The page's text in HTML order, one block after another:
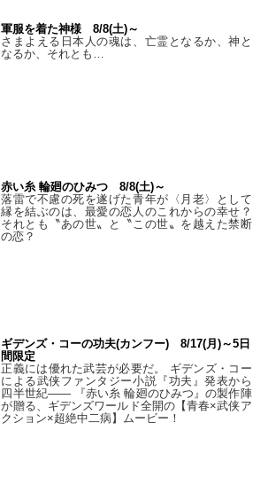
軍服を着た神様 8/8(土)～
さまよえる日本人の魂は、亡霊となるか、神と
なるか、それとも…
赤い糸 輪廻のひみつ 8/8(土)～
落雷で不慮の死を遂げた青年が〈月老〉として
縁を結ぶのは、最愛の恋人のこれからの幸せ？
それとも〝あの世〟と〝この世〟を越えた禁断
の恋？
ギデンズ・コーの功夫(カンフー) 8/17(月)～5日
間限定
正義には優れた武芸が必要だ。 ギデンズ・コー
による武侠ファンタジー小説『功夫』発表から
四半世紀―― 『赤い糸 輪廻のひみつ』の製作陣
が贈る、ギデンズワールド全開の【青春×武侠ア
クション×超絶中二病】ムービー！